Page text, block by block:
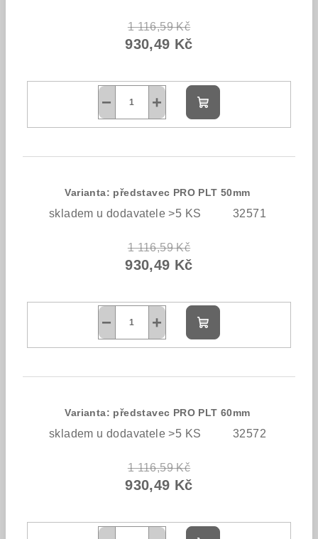
1 116,59 Kč
930,49 Kč
+
−
Do
košíku
Varianta: představec PRO PLT 50mm
skladem u dodavatele >5 KS 32571
1 116,59 Kč
930,49 Kč
+
−
Do
košíku
Varianta: představec PRO PLT 60mm
skladem u dodavatele >5 KS 32572
1 116,59 Kč
930,49 Kč